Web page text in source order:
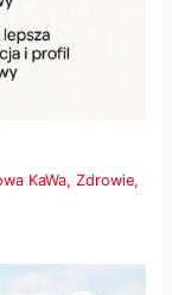
KaWa,Zdrowie,